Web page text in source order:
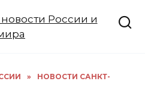
»
НОВОСТИ САНКТ-